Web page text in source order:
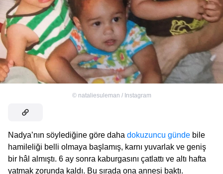
© nataliesuleman / Instagram
Nadya’nın söylediğine göre daha dokuzuncu günde bile
hamileliği belli olmaya başlamış, karnı yuvarlak ve geniş
bir hâl almıştı. 6 ay sonra kaburgasını çatlattı ve altı hafta
yatmak zorunda kaldı. Bu sırada ona annesi baktı.